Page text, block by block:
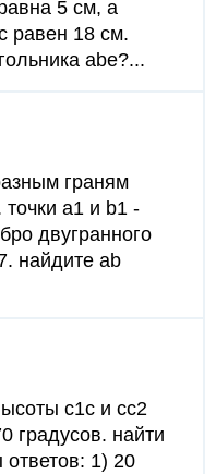
5 см, а
равен 18 см.
abe?...
граням
точки a1 и b1 -
двугранного
найдите ab
c1c и cc2
градусов. найти
ответов: 1) 20